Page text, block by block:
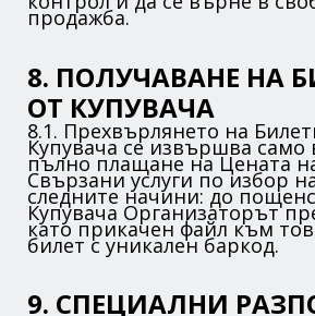
продажба.
8. ПОЛУЧАВАНЕ НА
ОТ КУПУВАЧА
8.1. Прехвърлянето на
Купувача се извършва само
пълно плащане на Цената
Свързани услуги по избор
следните начини: до
Купувача Организаторът
като прикачен файл към
билет с уникален баркод.
9. СПЕЦИАЛНИ